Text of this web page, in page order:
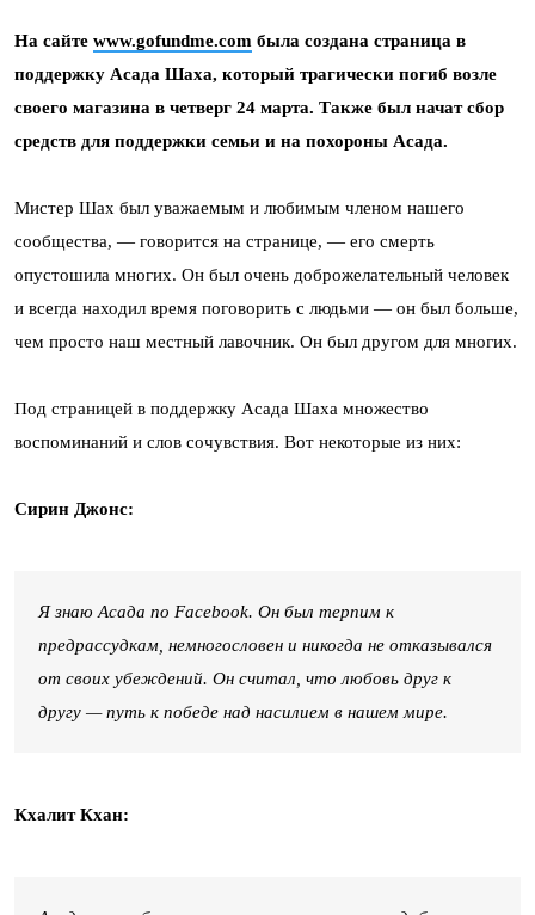
На сайте www.gofundme.com была создана страница в
поддержку Асада Шаха, который трагически погиб возле
своего магазина в четверг 24 марта. Также был начат сбор
средств для поддержки семьи и на похороны Асада.
Мистер Шах был уважаемым и любимым членом нашего
сообщества, — говорится на странице, — его смерть
опустошила многих. Он был очень доброжелательный человек
и всегда находил время поговорить с людьми — он был больше,
чем просто наш местный лавочник. Он был другом для многих.
Под страницей в поддержку Асада Шаха множество
воспоминаний и слов сочувствия. Вот некоторые из них:
Сирин Джонс:
Я знаю Асада по Facebook. Он был терпим к
предрассудкам, немногословен и никогда не отказывался
от своих убеждений. Он считал, что любовь друг к
другу — путь к победе над насилием в нашем мире.
Кхалит Кхан: